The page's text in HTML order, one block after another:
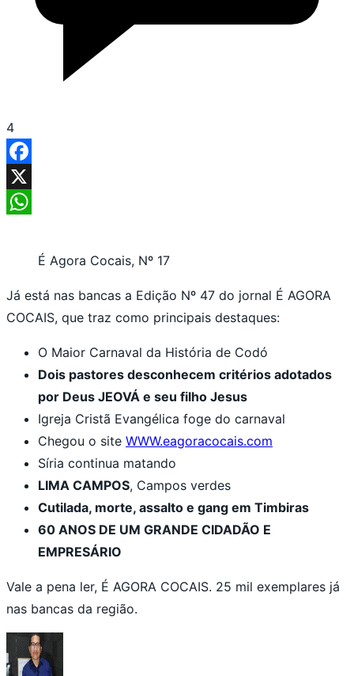
4
Facebook
X
É Agora Cocais, Nº 17
Já está nas bancas a Edição Nº 47 do jornal É AGORA
COCAIS, que traz como principais destaques:
O Maior Carnaval da História de Codó
Dois pastores desconhecem critérios adotados
por Deus JEOVÁ e seu filho Jesus
Igreja Cristã Evangélica foge do carnaval
Chegou o site WWW.eagoracocais.com
Síria continua matando
LIMA CAMPOS, Campos verdes
Cutilada, morte, assalto e gang em Timbiras
60 ANOS DE UM GRANDE CIDADÃO E
EMPRESÁRIO
Vale a pena ler, É AGORA COCAIS. 25 mil exemplares já
nas bancas da região.